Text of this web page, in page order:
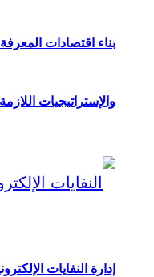
بناء اقتصادات
والإستراتيجيات اللازمة
إدارة النفايات